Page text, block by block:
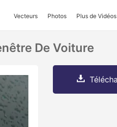
Vecteurs Photos Plus de Vidéos
De Voiture